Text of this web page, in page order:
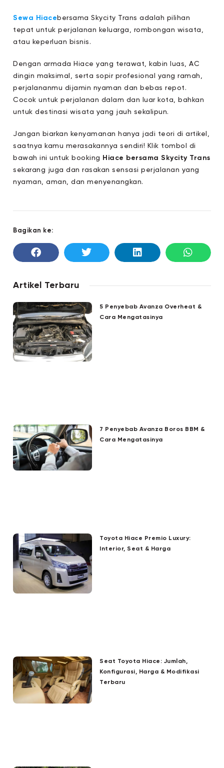
Sewa Hiace bersama Skycity Trans adalah pilihan
tepat untuk perjalanan keluarga, rombongan wisata,
atau keperluan bisnis.
Dengan armada Hiace yang terawat, kabin luas, AC
dingin maksimal, serta sopir profesional yang ramah,
perjalananmu dijamin nyaman dan bebas repot.
Cocok untuk perjalanan dalam dan luar kota, bahkan
untuk destinasi wisata yang jauh sekalipun.
Jangan biarkan kenyamanan hanya jadi teori di artikel,
saatnya kamu merasakannya sendiri! Klik tombol di
bawah ini untuk booking Hiace bersama Skycity Trans
sekarang juga dan rasakan sensasi perjalanan yang
nyaman, aman, dan menyenangkan.
Bagikan ke:
Artikel Terbaru
5 Penyebab Avanza Overheat &
Cara Mengatasinya
7 Penyebab Avanza Boros BBM &
Cara Mengatasinya
Toyota Hiace Premio Luxury:
Interior, Seat & Harga
Seat Toyota Hiace: Jumlah,
Konfigurasi, Harga & Modifikasi
Terbaru